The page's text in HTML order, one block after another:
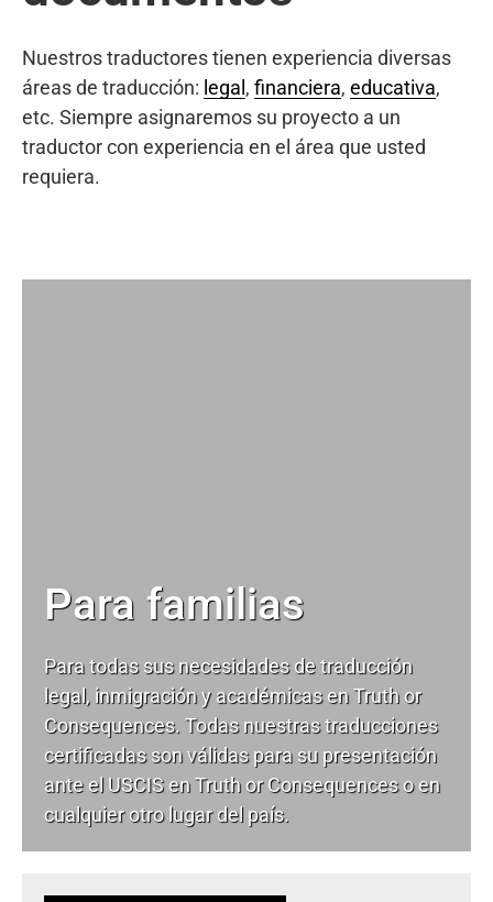
Nuestros traductores tienen experiencia diversas
áreas de traducción: legal , financiera, educativa,
etc. Siempre asignaremos su proyecto a un
traductor con experiencia en el área que usted
requiera.
Para familias
Para todas sus necesidades detraducción
legal, inmigración y académicas en Truth or
Consequences. Todas nuestras traducciones
certificadas son válidas para su presentación
ante el USCIS en Truth or Consequences o en
cualquier otro lugar del país.